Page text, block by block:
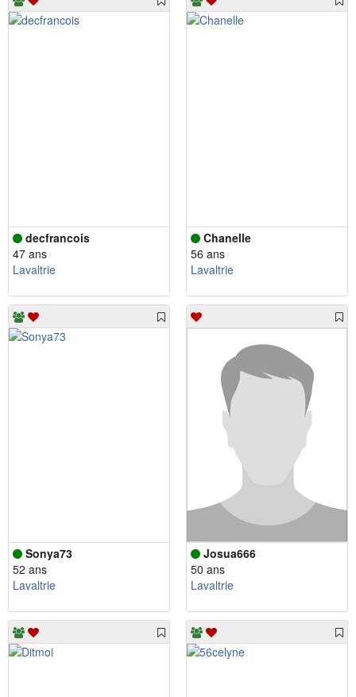
decfrancois
47 ans
Lavaltrie
Chanelle
56 ans
Lavaltrie
Sonya73
52 ans
Lavaltrie
Josua666
50 ans
Lavaltrie